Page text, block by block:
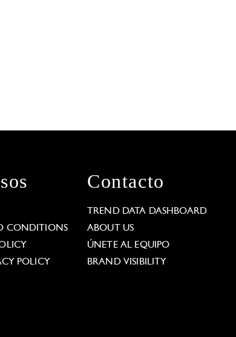
CONDITIONS
POLICY
Contacto
TREND DATA DASHBOARD
ABOUT US
ÚNETE AL EQUIPO
BRAND VISIBILITY